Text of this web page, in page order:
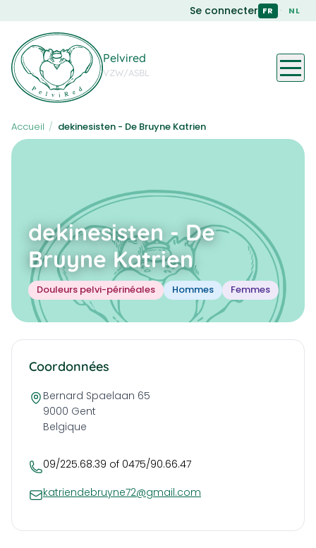
to
main
content
Se connecter FR · NL
Pelvired
VZW/ASBL
Accueil / dekinesisten - De Bruyne Katrien
dekinesisten - De
Bruyne Katrien
Douleurs pelvi-périnéales Hommes Femmes
Coordonnées
Bernard Spaelaan 65
9000 Gent
Belgique
09/225.68.39 of 0475/90.66.47
katriendebruyne72@gmail.com